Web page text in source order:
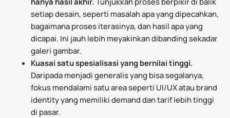
setiap desain, seperti masalah apa yang dipecahkan,
bagaimana proses iterasinya, dan hasil apa yang
dicapai. Ini jauh lebih meyakinkan dibanding sekadar
galeri gambar.
Kuasai satu spesialisasi yang bernilai tinggi.
Daripada menjadi generalis yang bisa segalanya,
fokus mendalami satu area seperti UI/UX atau brand
identity yang memiliki demand dan tarif lebih tinggi
di pasar.